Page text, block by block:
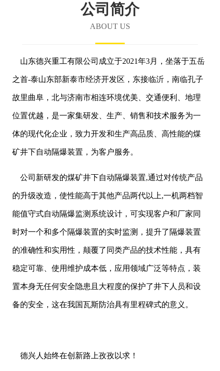
公司简介
ABOUT US
山东德兴重工有限公司成立于2021年3月，坐落于五岳
之首-泰山东部新泰市经济开发区，东接临沂，南临孔子
故里曲阜，北与济南市相连环境优美、交通便利、地理
位置优越，是一家集研发、生产、销售和技术服务为一
体的现代化企业，致力开发和生产高品质、高性能的煤
矿井下自动隔爆装置，为客户服务。
公司新研发的煤矿井下自动隔爆装置,通过对传统产品
的升级改造，使性能高于其他产品两代以上,一机两档智
能值守式自动隔爆监测系统设计，可实现客户和厂家同
时对一个和多个隔爆装置的实时监测，提升了隔爆装置
的准确性和实用性，颠覆了同类产品的技术性能，具有
稳定可靠、使用维护成本低，应用领域广泛等特点，装
置本身无任何安全隐患且大程度的保护了井下人员和设
备的安全，这在我国瓦斯防治具有里程碑式的意义。
德兴人始终在创新路上孜孜以求！